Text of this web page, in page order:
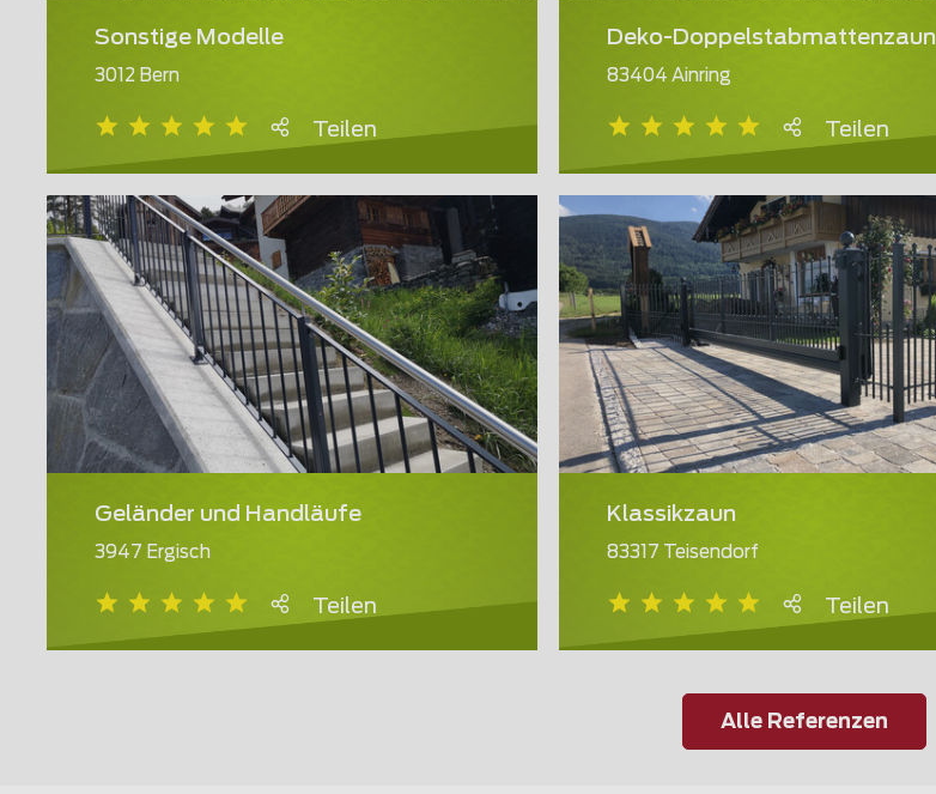
Sonstige Modelle
3012 Bern
Teilen
Deko-Doppelstabmattenzaun
83404 Ainring
Teilen
Geländer und Handläufe
3947 Ergisch
Teilen
Klassikzaun
83317 Teisendorf
Teilen
Alle Referenzen